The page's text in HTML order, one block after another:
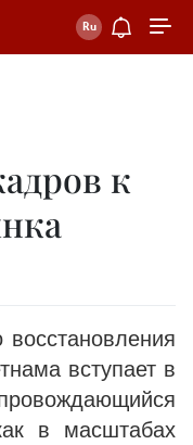
к
вступает в
в масштабах